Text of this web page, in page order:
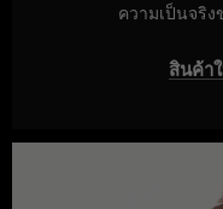
ความเป็นจริง
สินค้า